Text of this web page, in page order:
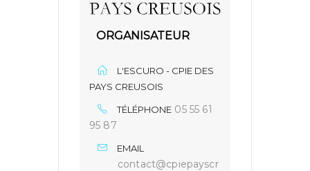
ORGANISATEUR
L'ESCURO - CPIE DES
PAYS CREUSOIS
TÉLÉPHONE 05 55 61
95 87
EMAIL
contact@cpiepayscr